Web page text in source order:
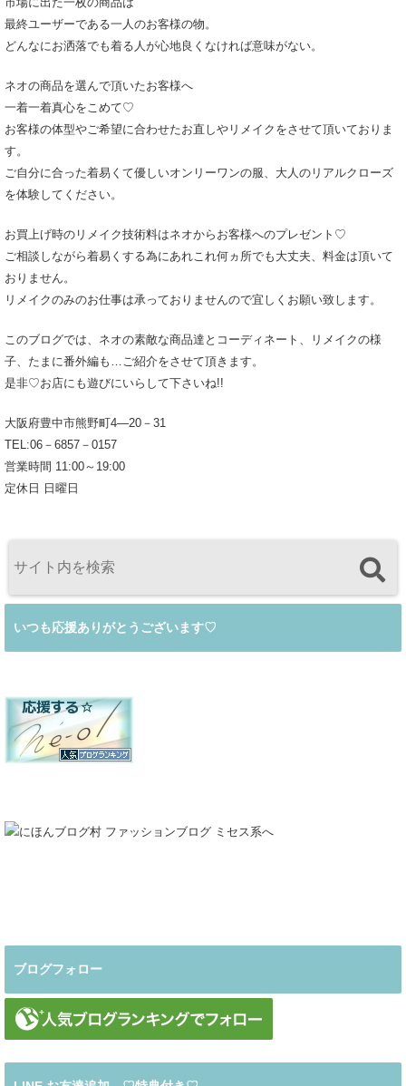
最終ユーザーである一人のお客様の物。
どんなにお洒落でも着る人が心地良くなければ意味がない。
ネオの商品を選んで頂いたお客様へ
一着一着真心をこめて♡
お客様の体型やご希望に合わせたお直しやリメイクをさせて頂いておりま
す。
ご自分に合った着易くて優しいオンリーワンの服、大人のリアルクローズ
を体験してください。
お買上げ時のリメイク技術料はネオからお客様へのプレゼント♡
ご相談しながら着易くする為にあれこれ何ヵ所でも大丈夫、料金は頂いて
おりません。
リメイクのみのお仕事は承っておりませんので宜しくお願い致します。
このブログでは、ネオの素敵な商品達とコーディネート、リメイクの様
子、たまに番外編も…ご紹介をさせて頂きます。
是非♡お店にも遊びにいらして下さいね!!
大阪府豊中市熊野町4―20－31
TEL:06－6857－0157
営業時間 11:00～19:00
定休日 日曜日
いつも応援ありがとうございます♡
ブログフォロー